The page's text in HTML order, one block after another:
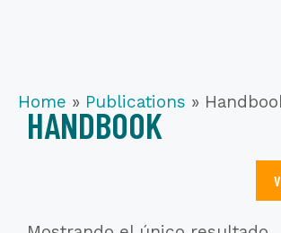
Home » Publications »
HANDBOOK